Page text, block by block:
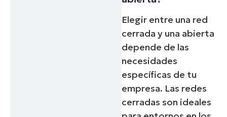
Elegir entre una red
cerrada y una abierta
depende de las
necesidades
específicas de tu
empresa. Las redes
cerradas son ideales